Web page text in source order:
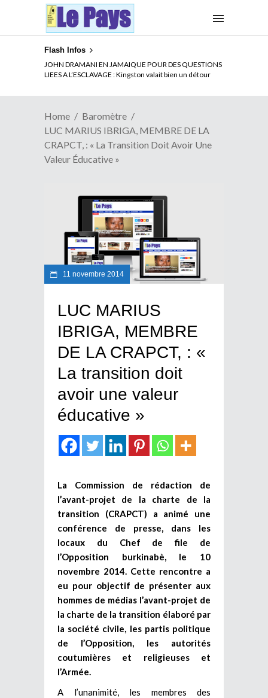
Flash Infos
JOHN DRAMANI EN JAMAIQUE POUR DES QUESTIONS
LIEES A L’ESCLAVAGE : Kingston valait bien un détour
Home
Baromètre
LUC MARIUS IBRIGA, MEMBRE DE LA
CRAPCT, : « La Transition Doit Avoir Une
Valeur Éducative »
11 novembre 2014
LUC MARIUS
IBRIGA, MEMBRE
DE LA CRAPCT, : «
La transition doit
avoir une valeur
éducative »
La Commission de rédaction de
l’avant-projet de la charte de la
transition (CRAPCT) a animé une
conférence de presse, dans les
locaux du Chef de file de
l’Opposition burkinabè, le 10
novembre 2014. Cette rencontre a
eu pour objectif de présenter aux
hommes de médias l’avant-projet de
la charte de la transition élaboré par
la société civile, les partis politique
de l’Opposition, les autorités
coutumières et religieuses et
l’Armée.
A l’unanimité, les membres des